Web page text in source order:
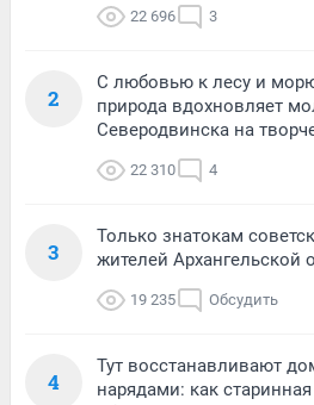
22 696 3
2
С любовью к лесу и
природа вдохновляет
Северодвинска на
22 310 4
3
Только знатокам
жителей Архангельской
19 235 Обсудить
4
Тут восстанавливают
нарядами: как